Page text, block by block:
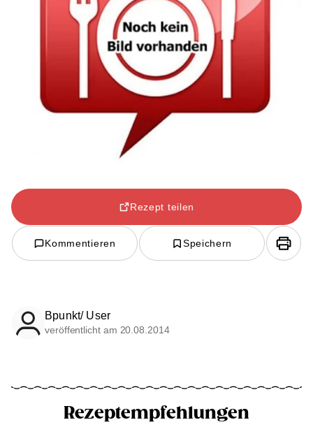
Rezept teilen
Kommentieren Speichern
Bpunkt/ User
veröffentlicht am 20.08.2014
Rezeptempfehlungen